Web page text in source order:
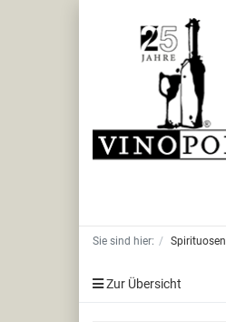
Sie sind hier: Spirituosen
Zur Übersicht